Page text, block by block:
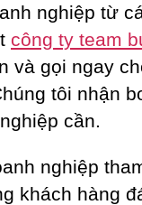
nghiệp từ
công ty team
và gọi ngay
tôi nhận
cần.
nghiệp
khách hàng